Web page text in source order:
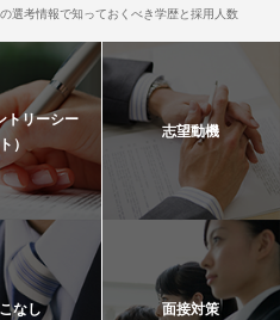
選考情報で知っておくべき学歴と採用人数
トリーシー
）
志望動機
なし 面接対策